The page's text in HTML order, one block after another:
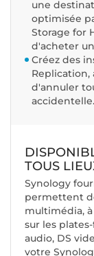
une
optimisée
Storage for
d'acheter
Créez des
d'annuler
accidentelle.
TOUS
Synology
permettent
multimédia,
sur les
audio, DS
votre